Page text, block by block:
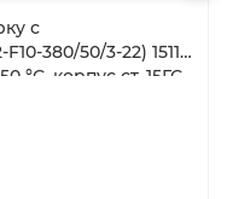
с
380/50/3-22) 1511-
°С, корпус ст. 15ГС